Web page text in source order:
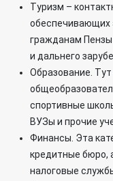
Туризм –
обеспечивающих
гражданам
и дальнего
Образование.
спортивные
ВУЗы и прочие
Финансы. Эта
кредитные бюро,
налоговые